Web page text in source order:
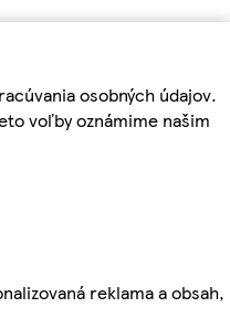
osobných údajov.
voľby oznámime našim
reklama a obsah,